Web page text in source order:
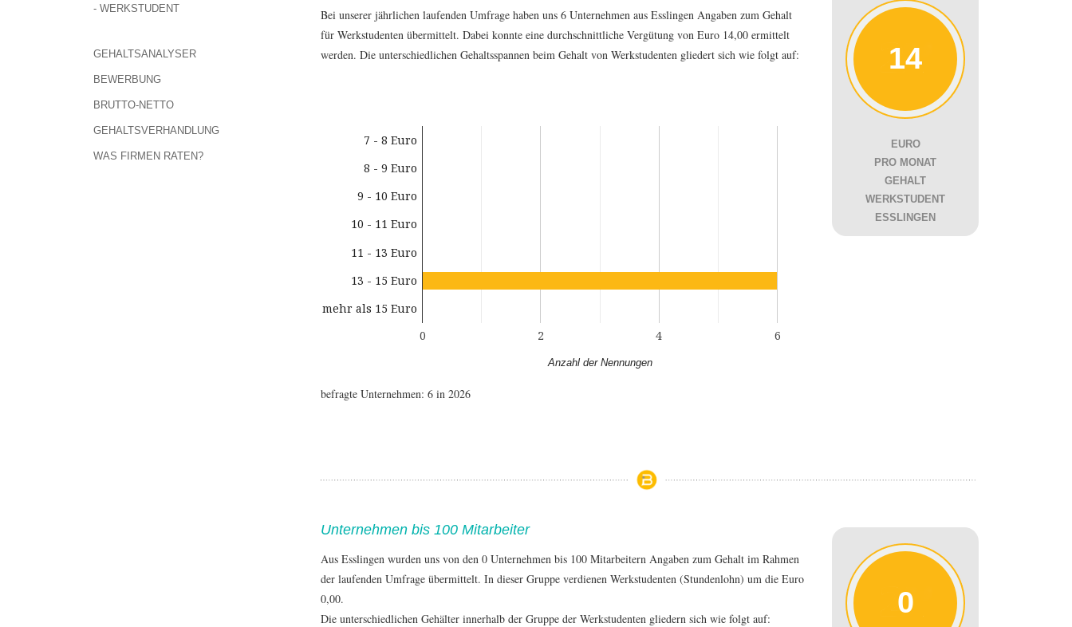
- WERKSTUDENT
GEHALTSANALYSER
BEWERBUNG
BRUTTO-NETTO
GEHALTSVERHANDLUNG
WAS FIRMEN RATEN?
Bei unserer jährlichen laufenden Umfrage haben uns 6 Unternehmen aus Esslingen Angaben zum Gehalt
für Werkstudenten übermittelt. Dabei konnte eine durchschnittliche Vergütung von Euro 14,00 ermittelt
werden. Die unterschiedlichen Gehaltsspannen beim Gehalt von Werkstudenten gliedert sich wie folgt auf:
0 2 4 6
7 - 8 Euro
8 - 9 Euro
9 - 10 Euro
10 - 11 Euro
11 - 13 Euro
13 - 15 Euro
mehr als 15 Euro
Anzahl der Nennungen
befragte Unternehmen: 6 in 2026
14
EURO
PRO MONAT
GEHALT
WERKSTUDENT
ESSLINGEN
Unternehmen bis 100 Mitarbeiter
Aus Esslingen wurden uns von den 0 Unternehmen bis 100 Mitarbeitern Angaben zum Gehalt im Rahmen
der laufenden Umfrage übermittelt. In dieser Gruppe verdienen Werkstudenten (Stundenlohn) um die Euro
0,00.
Die unterschiedlichen Gehälter innerhalb der Gruppe der Werkstudenten gliedern sich wie folgt auf:
0